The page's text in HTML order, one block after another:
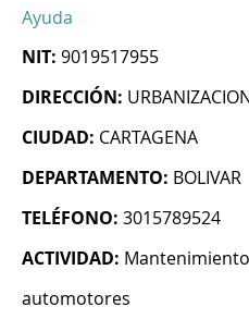
Ayuda
NIT: 9019517955
DIRECCIÓN:
CIUDAD: CARTAGENA
DEPARTAMENTO: BOLIVAR
TELÉFONO: 3015789524
ACTIVIDAD:
automotores